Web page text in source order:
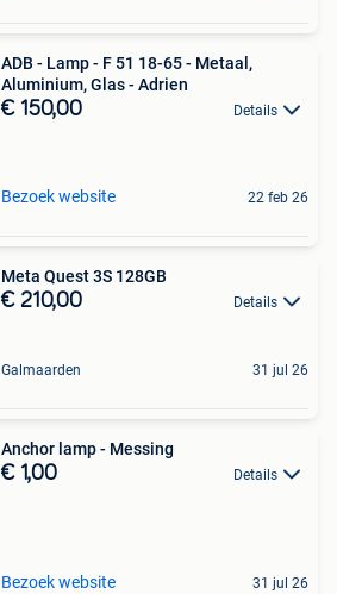
ADB - Lamp - F 51 18-65 - Metaal,
Aluminium, Glas - Adrien
€ 150,00 Details
Bezoek website 22 feb 26
Meta Quest 3S 128GB
€ 210,00 Details
Galmaarden 31 jul 26
Anchor lamp - Messing
€ 1,00 Details
Bezoek website 31 jul 26